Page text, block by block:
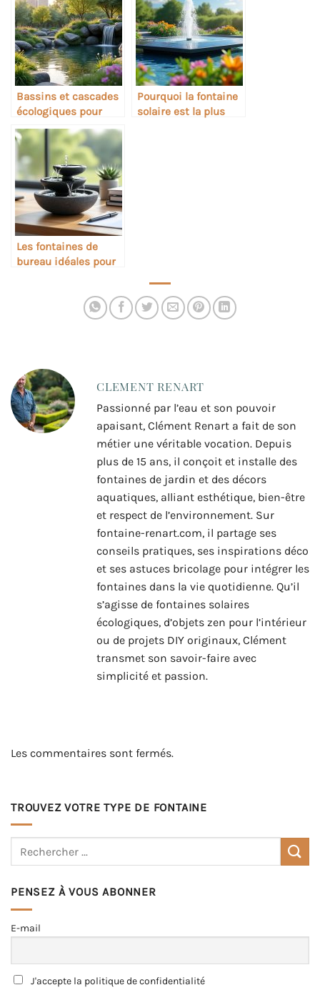
Bassins et cascades
écologiques pour
jardins urbains
Pourquoi la fontaine
solaire est la plus
Les fontaines de
bureau idéales pour
CLEMENT RENART
Passionné par l’eau et son pouvoir
apaisant, Clément Renart a fait de son
métier une véritable vocation. Depuis
plus de 15 ans, il conçoit et installe des
fontaines de jardin et des décors
aquatiques, alliant esthétique, bien-être
et respect de l’environnement. Sur
fontaine-renart.com, il partage ses
conseils pratiques, ses inspirations déco
et ses astuces bricolage pour intégrer les
fontaines dans la vie quotidienne. Qu’il
s’agisse de fontaines solaires
écologiques, d’objets zen pour l’intérieur
ou de projets DIY originaux, Clément
transmet son savoir-faire avec
simplicité et passion.
Les commentaires sont fermés.
TROUVEZ VOTRE TYPE DE FONTAINE
PENSEZ À VOUS ABONNER
E-mail
J'accepte la politique de confidentialité